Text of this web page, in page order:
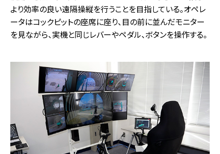
より効率の良い遠隔操縦を行うことを目指している。オペレ
ータはコックピットの座席に座り、目の前に並んだモニター
を見ながら、実機と同じレバーやペダル、ボタンを操作する。